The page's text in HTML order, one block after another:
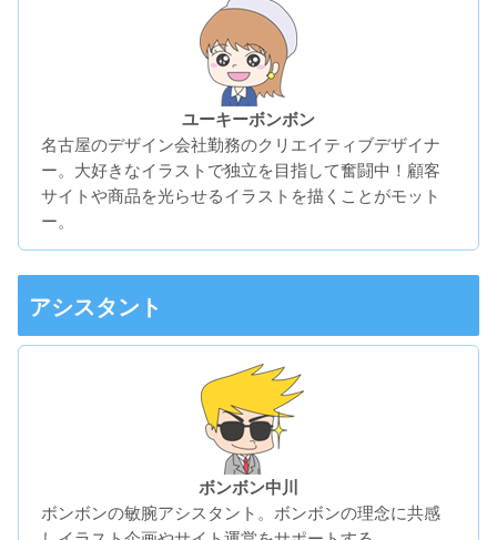
ユーキーボンボン
名古屋のデザイン会社勤務のクリエイティブデザイナ
ー。大好きなイラストで独立を目指して奮闘中！顧客
サイトや商品を光らせるイラストを描くことがモット
ー。
アシスタント
ボンボン中川
ボンボンの敏腕アシスタント。ボンボンの理念に共感